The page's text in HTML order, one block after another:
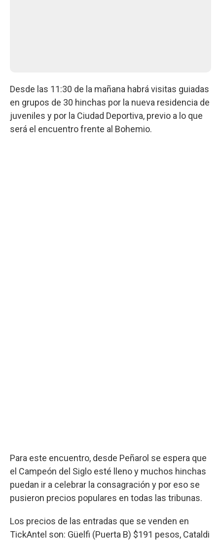
Desde las 11:30 de la mañana habrá visitas guiadas
en grupos de 30 hinchas por la nueva residencia de
juveniles y por la Ciudad Deportiva, previo a lo que
será el encuentro frente al Bohemio.
Para este encuentro, desde Peñarol se espera que
el Campeón del Siglo esté lleno y muchos hinchas
puedan ir a celebrar la consagración y por eso se
pusieron precios populares en todas las tribunas.
Los precios de las entradas que se venden en
TickAntel son: Güelfi (Puerta B) $191 pesos, Cataldi